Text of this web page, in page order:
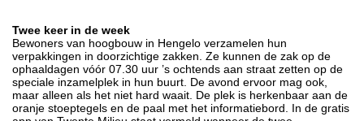
Twee keer in de week
Bewoners van hoogbouw in Hengelo verzamelen hun
verpakkingen in doorzichtige zakken. Ze kunnen de zak op de
ophaaldagen vóór 07.30 uur ’s ochtends aan straat zetten op de
speciale inzamelplek in hun buurt. De avond ervoor mag ook,
maar alleen als het niet hard waait. De plek is herkenbaar aan de
oranje stoeptegels en de paal met het informatiebord. In de gratis